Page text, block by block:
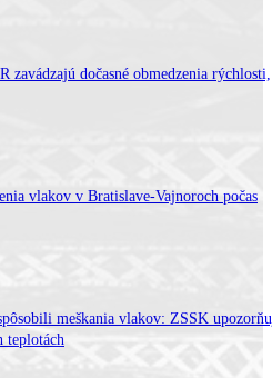
dočasné obmedzenia rýchlosti,
vlakov v Bratislave-Vajnoroch počas
meškania vlakov: ZSSK
teplotách